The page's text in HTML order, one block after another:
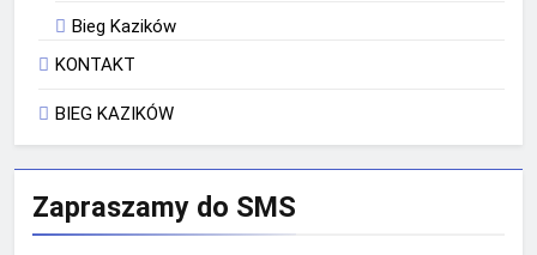
Bieg Kazików
KONTAKT
BIEG KAZIKÓW
Zapraszamy do SMS